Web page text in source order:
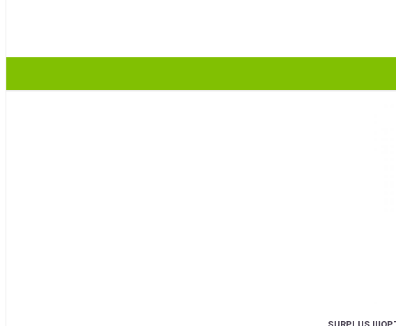
SURPLUS